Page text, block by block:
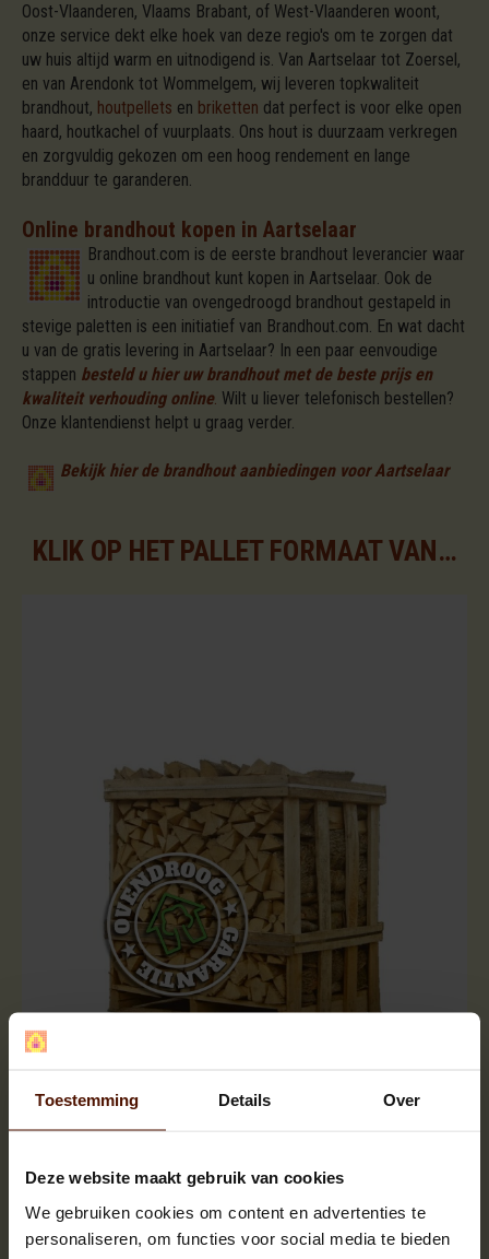
Toestemming Details Over
Deze website maakt gebruik van cookies
We gebruiken cookies om content en advertenties te
personaliseren, om functies voor social media te bieden
Oost-Vlaanderen, Vlaams Brabant, of West-Vlaanderen woont,
onze service dekt elke hoek van deze regio's om te zorgen dat
uw huis altijd warm en uitnodigend is. Van Aartselaar tot Zoersel,
en van Arendonk tot Wommelgem, wij leveren topkwaliteit
brandhout, houtpellets en briketten dat perfect is voor elke open
haard, houtkachel of vuurplaats. Ons hout is duurzaam verkregen
en zorgvuldig gekozen om een hoog rendement en lange
brandduur te garanderen.
Online brandhout kopen in Aartselaar
Brandhout.com is de eerste brandhout leverancier waar
u online brandhout kunt kopen in Aartselaar. Ook de
introductie van ovengedroogd brandhout gestapeld in
stevige paletten is een initiatief van Brandhout.com. En wat dacht
u van de gratis levering in Aartselaar? In een paar eenvoudige
stappen besteld u hier uw brandhout met de beste prijs en
kwaliteit verhouding online. Wilt u liever telefonisch bestellen?
Onze klantendienst helpt u graag verder.
Bekijk hier de brandhout aanbiedingen voor Aartselaar
KLIK OP HET PALLET FORMAAT VAN UW KEUZE VOOR DE BESCHIKBARE ASSORTIMENTEN